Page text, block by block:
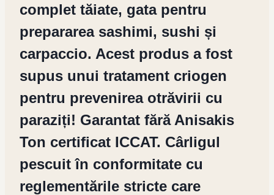
complet tăiate, gata pentru
prepararea sashimi, sushi și
carpaccio. Acest produs a fost
supus unui tratament criogen
pentru prevenirea otrăvirii cu
paraziți! Garantat fără Anisakis
Ton certificat ICCAT. Cârligul
pescuit în conformitate cu
reglementările stricte care